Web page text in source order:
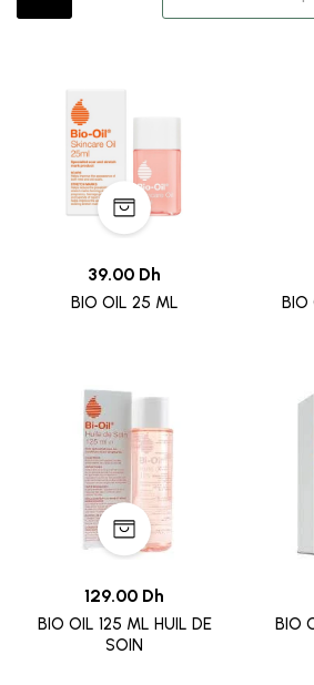
39.00 Dh
BIO OIL 25 ML
BIO
129.00 Dh
BIO OIL 125 ML HUIL DE
SOIN
BIO